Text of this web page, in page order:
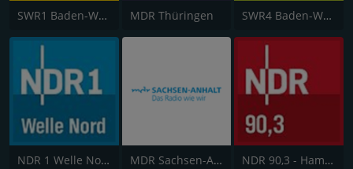
SWR1 Baden-Württemberg MDR Thüringen SWR4 Baden-Württemberg
NDR 1 Welle Nord MDR Sachsen-Anhalt NDR 90,3 - Hamburg